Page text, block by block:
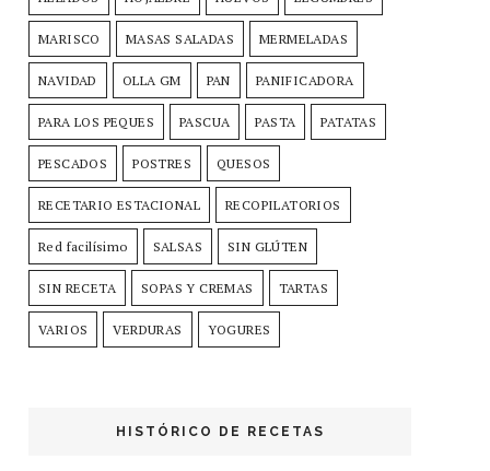
MARISCO MASAS SALADAS MERMELADAS
NAVIDAD OLLA GM PAN PANIFICADORA
PARA LOS PEQUES PASCUA PASTA PATATAS
PESCADOS POSTRES QUESOS
RECETARIO ESTACIONAL RECOPILATORIOS
Red facilísimo SALSAS SIN GLÚTEN
SIN RECETA SOPAS Y CREMAS TARTAS
VARIOS VERDURAS YOGURES
HISTÓRICO DE RECETAS